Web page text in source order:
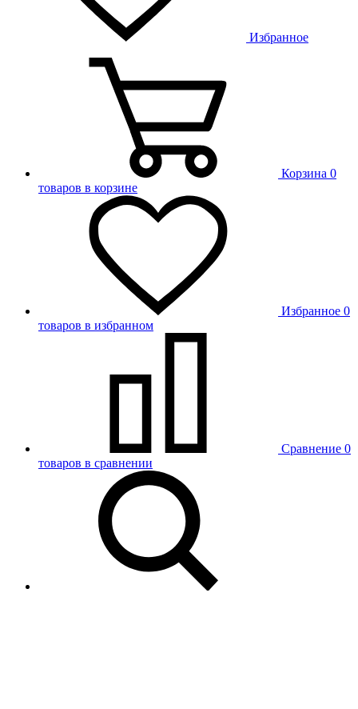
Избранное
Корзина 0
товаров в корзине
Избранное 0
товаров в избранном
Сравнение 0
товаров в сравнении